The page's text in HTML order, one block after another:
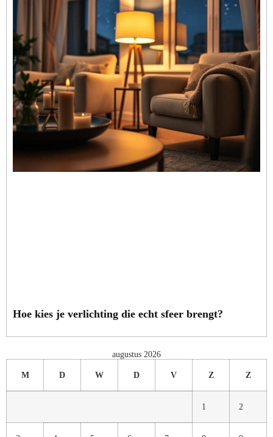
Hoe kies je verlichting die echt sfeer brengt?
augustus 2026
M D W D V Z Z
1 2